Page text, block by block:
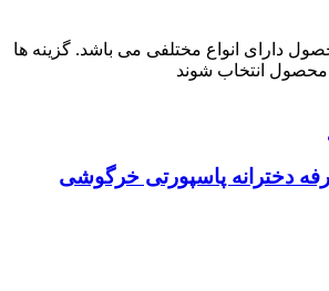
دارای انواع مختلفی می باشد. گزینه ها
انتخاب شوند